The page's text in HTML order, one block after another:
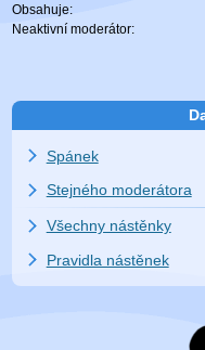
Obsahuje:
Neaktivní moderátor:
Spánek
Stejného moderátora
Všechny nástěnky
Pravidla nástěnek